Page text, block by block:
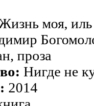
моя,
проза
Нигде не
2014